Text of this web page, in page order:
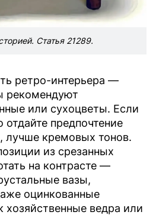
Статья 21289.
ретро-интерьера —
рекомендуют
или сухоцветы. Если
предпочтение
лучше кремовых тонов.
из срезанных
на контрасте —
вазы,
оцинкованные
хозяйственные ведра или